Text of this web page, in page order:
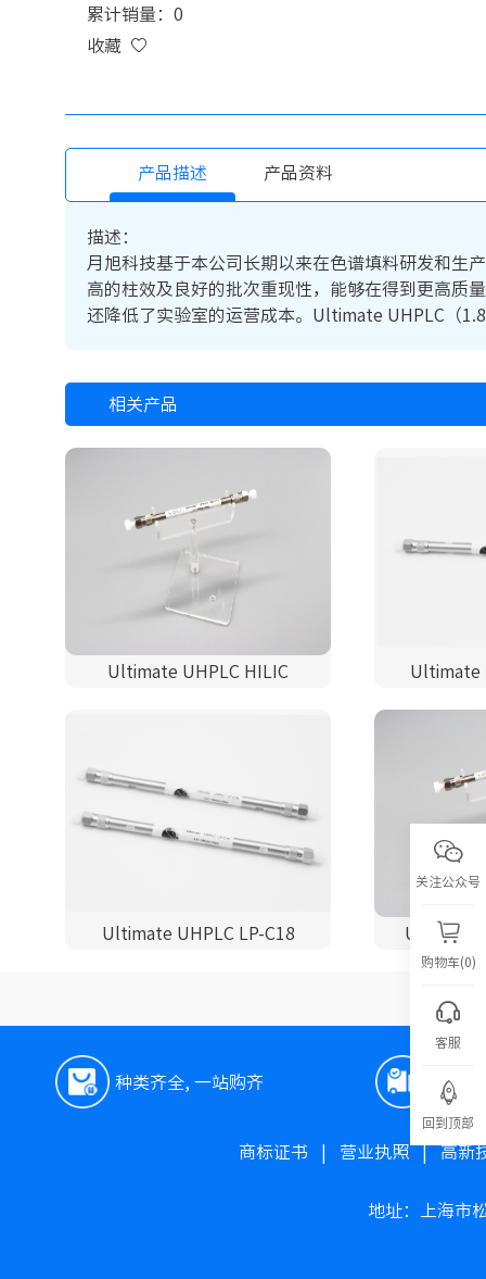
累计销量：0
收藏
产品描述 产品资料
描述：
月旭科技基于本公司长期以来在色谱填料研发和
高的柱效及良好的批次重现性，能够在得到更高质
还降低了实验室的运营成本。Ultimate UHPLC（
相关产品
Ultimate UHPLC HILIC Ultimate
Ultimate UHPLC LP-C18 Ultimate
种类齐全, 一站购齐 极速
商标证书 营业执照| 高新
地址：上海市
关注公众号
购物车(0)
客服
回到顶部